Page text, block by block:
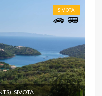
SIVOTA
SIVOTA